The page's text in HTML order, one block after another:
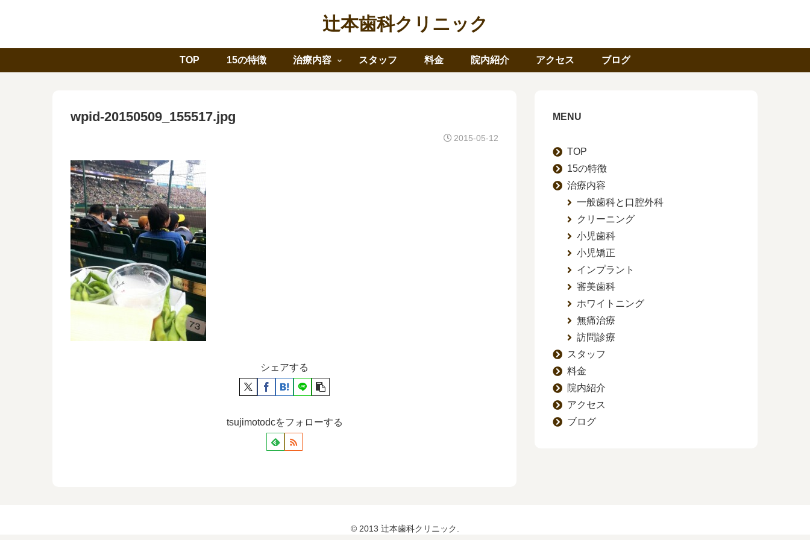
辻本歯科クリニック
TOP 15の特徴 治療内容 スタッフ 料金 院内紹介 アクセス ブログ
wpid-20150509_155517.jpg
2015-05-12
シェアする
tsujimotodcをフォローする
MENU
TOP
15の特徴
治療内容
一般歯科と口腔外科
クリーニング
小児歯科
小児矯正
インプラント
審美歯科
ホワイトニング
無痛治療
訪問診療
スタッフ
料金
院内紹介
アクセス
ブログ
© 2013 辻本歯科クリニック.